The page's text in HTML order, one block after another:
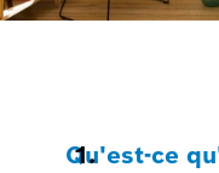
Qu'est-ce